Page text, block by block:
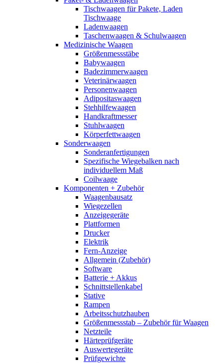
Tischwaagen für Pakete, Laden
Tischwaage
Ladenwaagen
Taschenwaagen & Schulwaagen
Medizinische Waagen
Größenmessstäbe
Babywaagen
Badezimmerwaagen
Veterinärwaagen
Personenwaagen
Adipositaswaagen
Stehhilfewaagen
Handkraftmesser
Stuhlwaagen
Körperfettwaagen
Sonderwaagen
Sonderanfertigungen
Spezifische Wiegebalken nach
individuellem Maß
Coilwaage
Komponenten + Zubehör
Waagenbausatz
Wiegezellen
Anzeigegeräte
Plattformen
Drucker
Elektrik
Fern-Anzeige
Allgemein (Zubehör)
Software
Batterie + Akkus
Schnittstellenkabel
Stative
Rampen
Arbeitsschutzhauben
Größenmessstab – Zubehör für Waagen
Netzteile
Härteprüfgeräte
Auswertegeräte
Prüfgewichte